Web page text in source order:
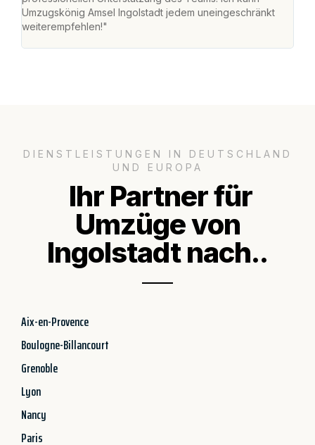
Umzugskönig Amsel Ingolstadt jedem uneingeschränkt
weiterempfehlen!"
DIENSTLEISTUNGEN IN DEUTSCHLAND
UND EUROPA
Ihr Partner für
Umzüge von
Ingolstadt nach..
Aix-en-Provence
Boulogne-Billancourt
Grenoble
Lyon
Nancy
Paris